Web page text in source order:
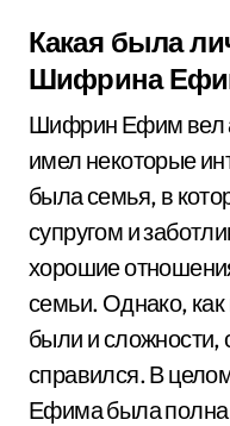
Какая была
Шифрина
Шифрин Ефим вел
имел некоторые
была семья, в
супругом и
хорошие
семьи. Однако, как
были и сложности,
справился. В
Ефима была полна